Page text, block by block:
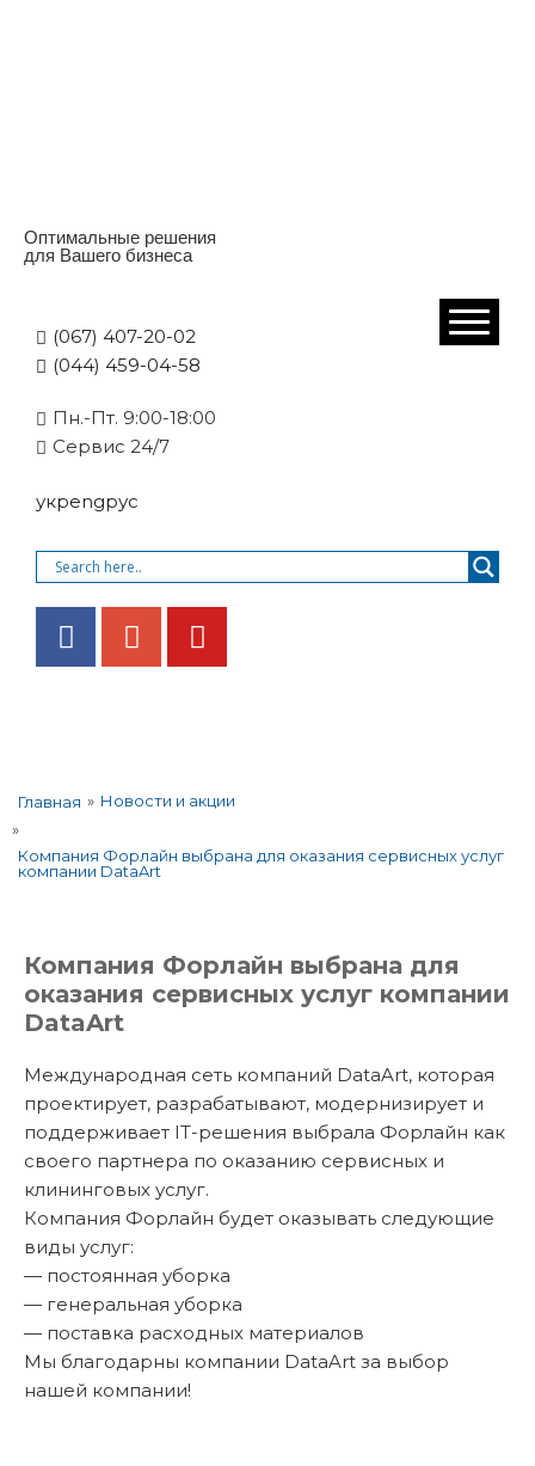
Оптимальные решения
для Вашего бизнеса
(067) 407-20-02
(044) 459-04-58
Пн.-Пт. 9:00-18:00
Cервис 24/7
укрengрус
Главная » Новости и акции
»
Компания Форлайн выбрана для оказания сервисных услуг
компании DataArt
Компания Форлайн выбрана для
оказания сервисных услуг компании
DataArt
Международная сеть компаний DataArt, которая
проектирует, разрабатывают, модернизирует и
поддерживает IT-решения выбрала Форлайн как
своего партнера по оказанию сервисных и
клининговых услуг.
Компания Форлайн будет оказывать следующие
виды услуг:
— постоянная уборка
— генеральная уборка
— поставка расходных материалов
Мы благодарны компании DataArt за выбор
нашей компании!